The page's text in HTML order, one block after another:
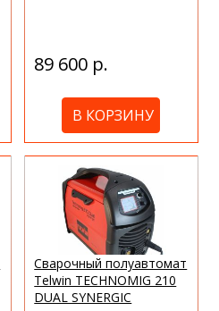
89 600 р.
В КОРЗИНУ
Сварочный полуавтомат
Telwin TECHNOMIG 210
DUAL SYNERGIC